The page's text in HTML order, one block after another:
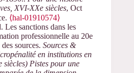
XVI-XXe siècles, Oct
⟨hal-01910574⟩
Les sanctions dans les
professionnelle au 20e
sources. Sources &
en institutions en
siècles) Pistes pour une